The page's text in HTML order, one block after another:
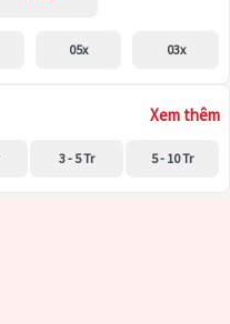
05x 03x
Xem thêm
3 - 5 Tr 5 - 10 Tr